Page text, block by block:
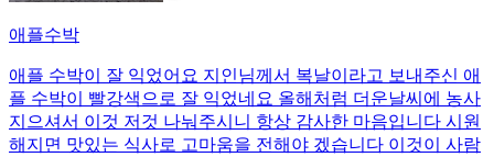
애플수박
애플 수박이 잘 익었어요 지인님께서 복날이라고 보내주신 애
플 수박이 빨강색으로 잘 익었네요 올해처럼 더운날씨에 농사
지으셔서 이것 저것 나눠주시니 항상 감사한 마음입니다 시원
해지면 맛있는 식사로 고마움을 전해야 겠습니다 이것이 사람